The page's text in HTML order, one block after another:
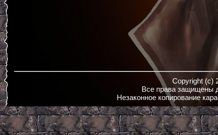
Copyright (c)
Все права защищены
Незаконное копирование